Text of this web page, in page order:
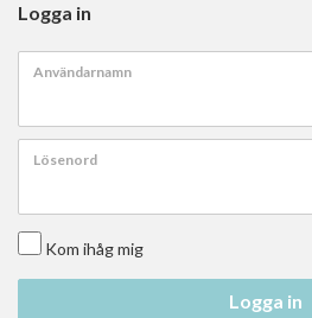
Logga in
Användarnamn
Lösenord
Kom ihåg mig
Logga in